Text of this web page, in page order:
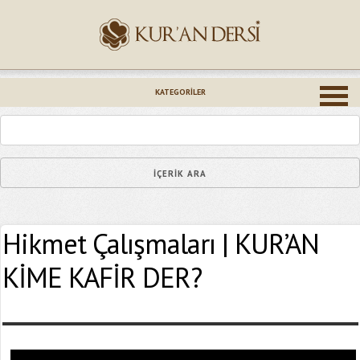
KATEGORILER
Hikmet Çalışmaları | KUR’AN
KİME KAFİR DER?
Epostanız (*)
Yaşadığınız Hatanın Ayrıntıları